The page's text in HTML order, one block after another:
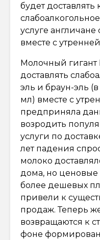
будет доставлять
услуге англичане
вместе с
Молочный гигант
доставлять
эль и браун-эль
мл) вместе с
предприняла
возродить
услуги по
лет падения
молоко
дома, но
более дешевых
привели к
продаж. Теперь
возвращаются к
фоне